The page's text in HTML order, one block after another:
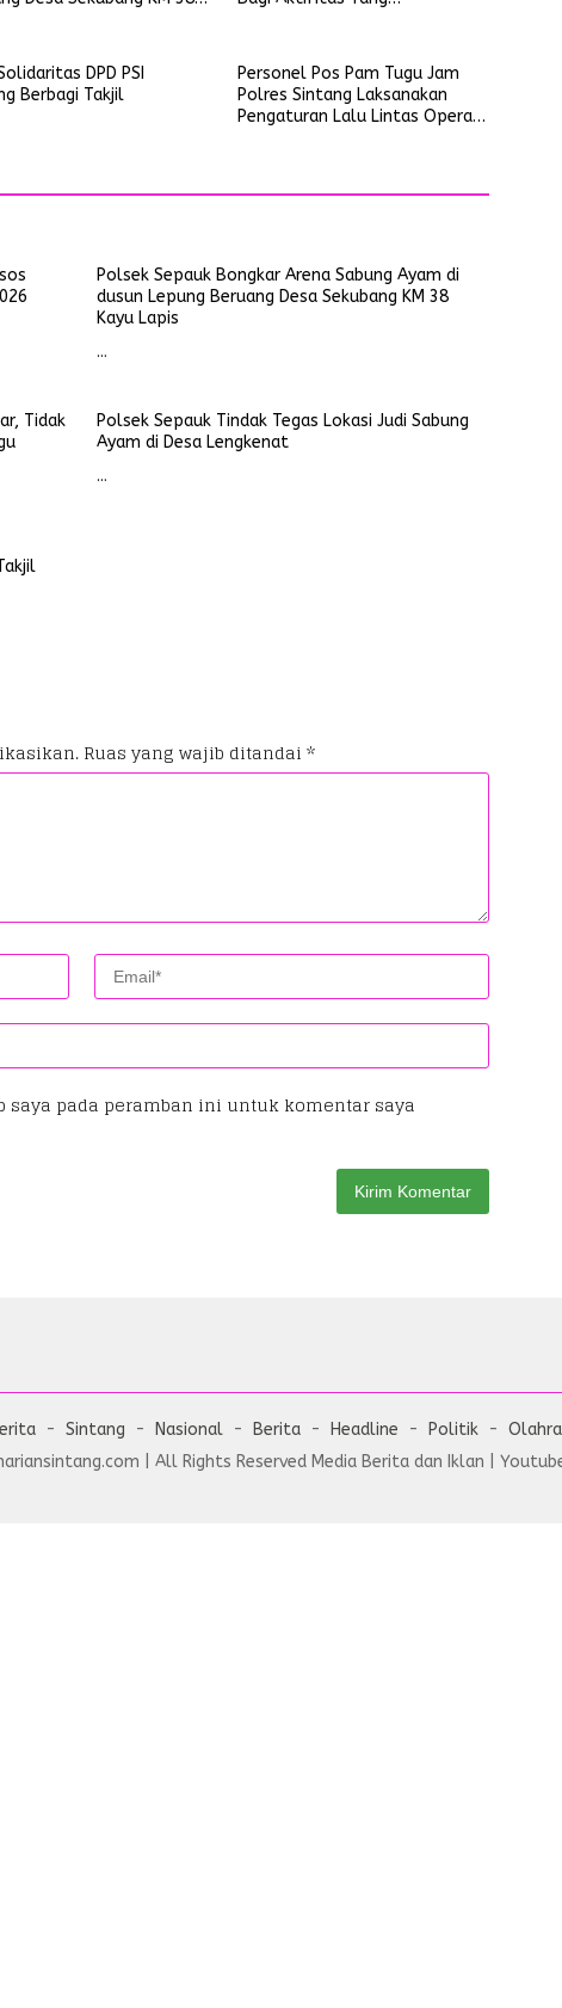
DPD PSI
Berbagi Takjil
Personel Pos Pam Tugu Jam
Polres Sintang Laksanakan
Pengaturan Lalu Lintas Operasi
Polsek Sepauk Bongkar Arena Sabung Ayam di
dusun Lepung Beruang Desa Sekubang KM 38
Kayu Lapis
…
Tidak
Polsek Sepauk Tindak Tegas Lokasi Judi Sabung
Ayam di Desa Lengkenat
…
Ruas yang wajib ditandai *
saya pada peramban ini untuk komentar saya
Sintang Nasional Berita Headline Politik
| All Rights Reserved Media Berita dan Iklan |